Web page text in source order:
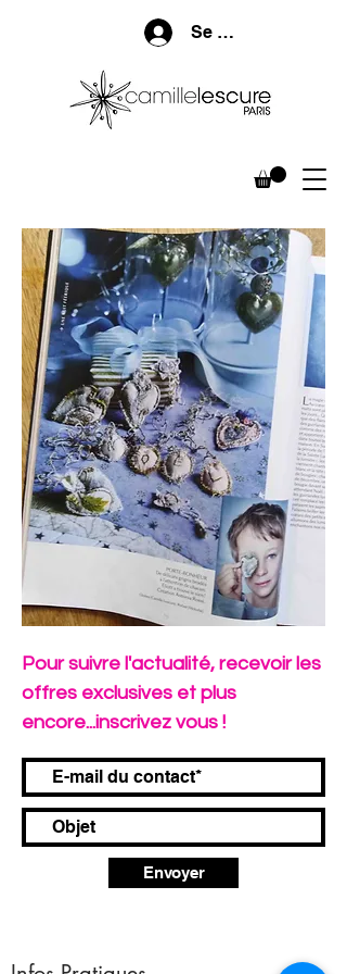
Se connecter
Pour suivre l'actualité, recevoir les
offres exclusives et plus
encore...inscrivez vous !
Envoyer